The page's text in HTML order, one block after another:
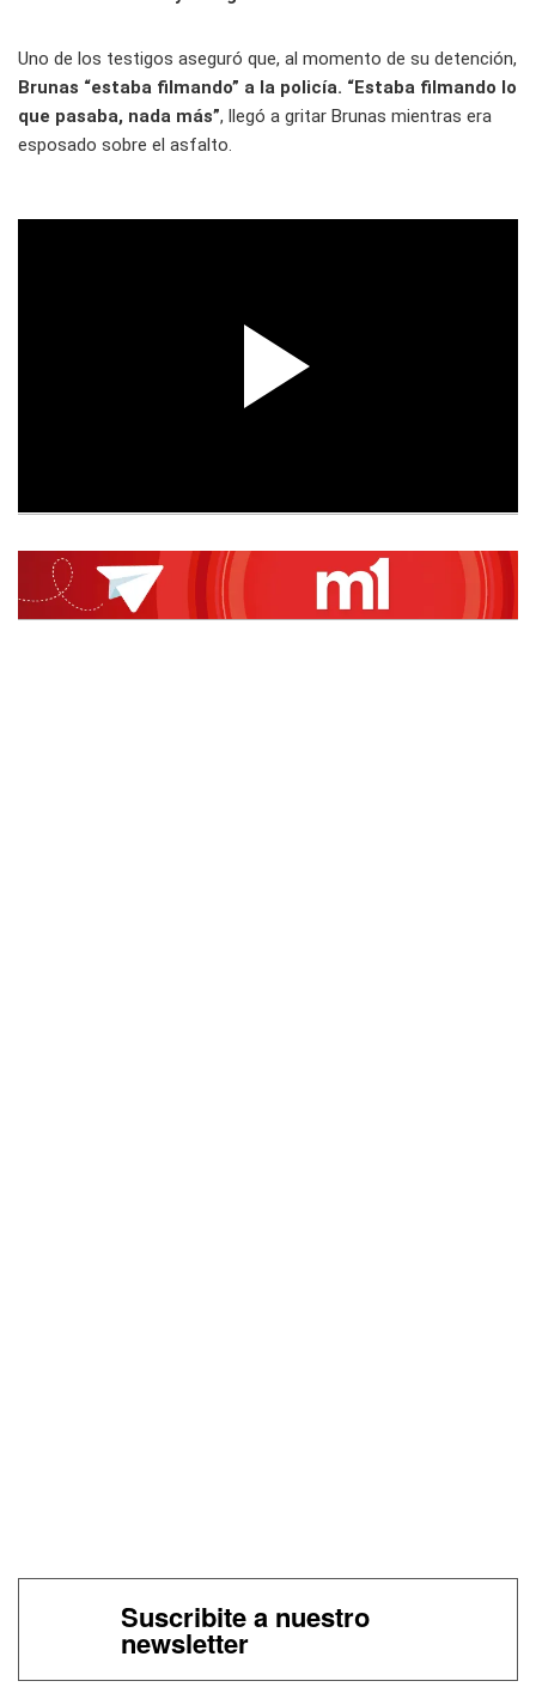
Uno de los testigos aseguró que, al momento de su detención,
Brunas “estaba filmando” a la policía. “Estaba filmando lo
que pasaba, nada más”, llegó a gritar Brunas mientras era
esposado sobre el asfalto.
Suscribite a nuestro
newsletter